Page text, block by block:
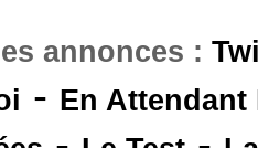
annonces :
- En